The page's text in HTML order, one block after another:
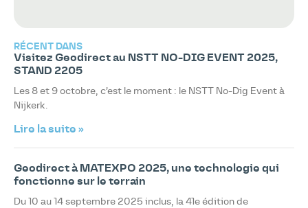
RÉCENT DANS
Visitez Geodirect au NSTT NO-DIG EVENT 2025,
STAND 2205
Les 8 et 9 octobre, c’est le moment : le NSTT No-Dig Event à
Nijkerk.
Lire la suite »
Geodirect à MATEXPO 2025, une technologie qui
fonctionne sur le terrain
Du 10 au 14 septembre 2025 inclus, la 41e édition de